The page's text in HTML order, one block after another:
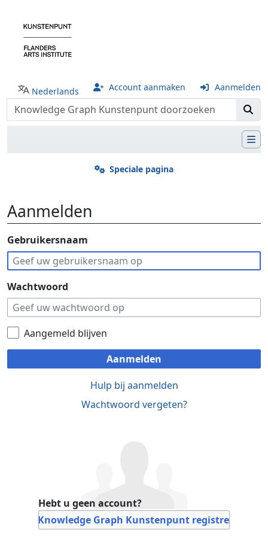
Nederlands Account aanmaken Aanmelden
Speciale pagina
Aanmelden
Ga naar:navigatie,
Gebruikersnaam
Wachtwoord
Aangemeld blijven
Aanmelden
Hulp bij aanmelden
Wachtwoord vergeten?
Hebt u geen account?
Bij Knowledge Graph Kunstenpunt registreren